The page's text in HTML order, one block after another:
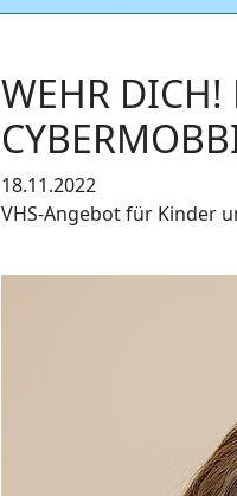
WEHR DICH!
18.11.2022
VHS-Angebot für Kinder